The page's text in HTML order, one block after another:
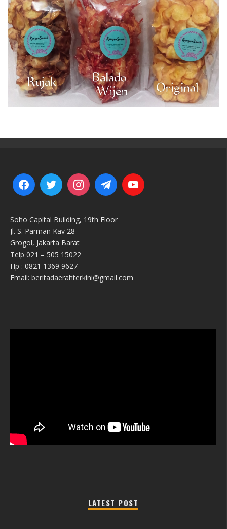
Soho Capital Building, 19th Floor
Jl. S. Parman Kav 28
Grogol, Jakarta Barat
Telp 021 – 505 15022
Hp : 0821 1369 9627
Email: beritadaerahterkini@gmail.com
LATEST POST